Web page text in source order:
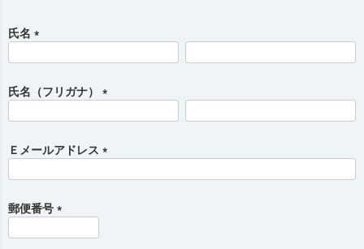
氏名
須
)
氏名（フリガナ）
須
)
Ｅメールアドレス
郵便番号